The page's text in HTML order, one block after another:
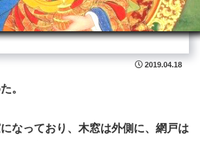
2019.04.18
。
なっており、木窓は外側に、網戸は